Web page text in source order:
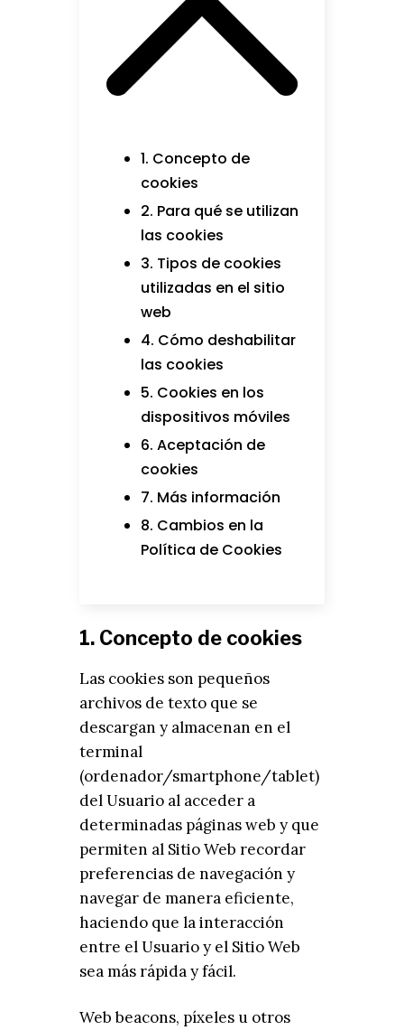
1. Concepto de
cookies
2. Para qué se utilizan
las cookies
3. Tipos de cookies
utilizadas en el sitio
web
4. Cómo deshabilitar
las cookies
5. Cookies en los
dispositivos móviles
6. Aceptación de
cookies
7. Más información
8. Cambios en la
Política de Cookies
1. Concepto de cookies
Las cookies son pequeños
archivos de texto que se
descargan y almacenan en el
terminal
(ordenador/smartphone/tablet)
del Usuario al acceder a
determinadas páginas web y que
permiten al Sitio Web recordar
preferencias de navegación y
navegar de manera eficiente,
haciendo que la interacción
entre el Usuario y el Sitio Web
sea más rápida y fácil.
Web beacons, píxeles u otros